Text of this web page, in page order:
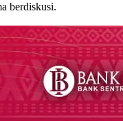
berdiskusi.